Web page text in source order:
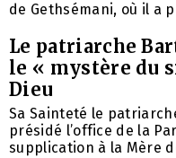
de Gethsémani, où il a
Le patriarche
le « mystère du
Dieu
Sa Sainteté le
présidé l’office de la
supplication à la Mère